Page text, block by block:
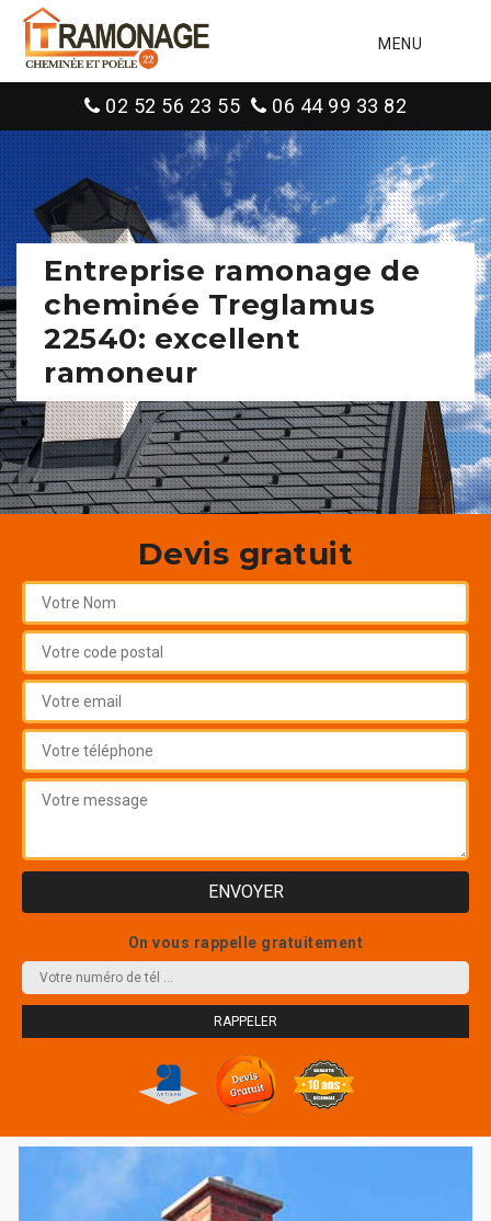
MENU
02 52 56 23 55 06 44 99 33 82
Entreprise ramonage de
cheminée Treglamus
22540: excellent
ramoneur
Devis gratuit
On vous rappelle gratuitement